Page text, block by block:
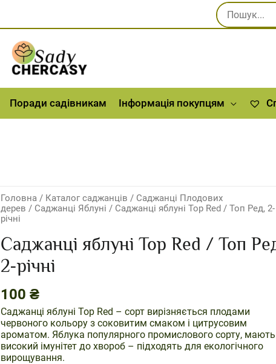
Шукати:
Поради садівникам Інформація покупцям
Головна / Каталог саджанців / Саджанці Плодових
дерев / Саджанці Яблуні / Саджанці яблуні Top Red / Топ Ред, 2-
річні
Саджанці яблуні Top Red / Топ
2-річні
100₴
Саджанці яблуні Top Red – сорт вирізняється плодами
червоного кольору з соковитим смаком і цитрусовим
ароматом. Яблука популярного промислового сорту, мають
високий імунітет до хвороб – підходять для екологічного
вирощування.